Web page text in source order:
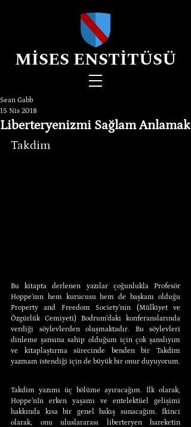
MİSES ENSTİTÜSÜ
Liberteryenizmi Sağlam Anlamak
Sean Gabb
15 Nis 2018
Takdim
Bu kitapta derlenen yazılar çoğunlukla Profesör
Hoppe’nın hem kurucusu hem de başkanı olduğu
Property and Freedom Society’nin (Mülkiyet ve
Özgürlük Cemiyeti) Bodrum’daki konferanslarında
verdiği söylevlerden oluşmaktadır. Bu söylevleri
dinleme şansına sahip olduğum için çok şanslıyım
ve kitaplaştırma sürecinde benden bir Takdim
yazmam istendiği için de büyük bir onur duyuyorum.
Takdim yazımı üç bölüme ayıracağım. İlk olarak,
Hoppe’nIn erken yaşamı ve entelektüel gelişimi
hakkında kısa bir genel bakış sunacağım. İkinci
olarak, onu uluslararası liberteryen hareketin